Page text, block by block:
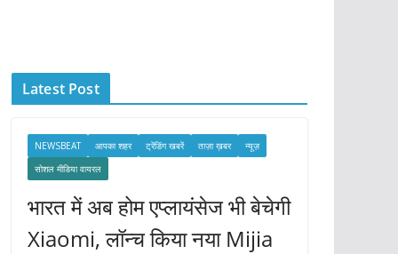
e
Latest Post
NEWSBEAT आपका शहर ट्रेंडिंग खबरें ताज़ा ख़बर
न्यूज़
सोशल मीडिया वायरल
भारत में अब होम एप्लायंसेज भी बेचेगी
Xiaomi, लॉन्च किया नया Mijia